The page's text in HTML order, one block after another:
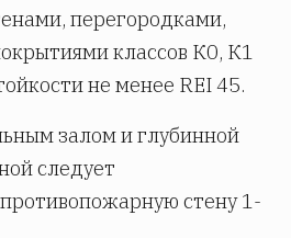
перегородками,
классов К0, К1
не менее REI 45.
залом и глубинной
следует
стену 1-